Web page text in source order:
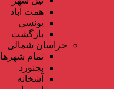
همت آباد
یونسی
بازگشت
خراسان شمالی
تمام شهر‌ها
بجنورد
آشخانه